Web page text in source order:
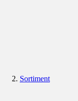
Sortiment